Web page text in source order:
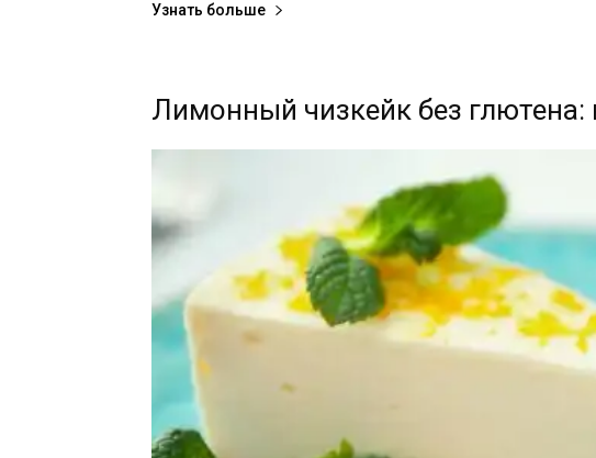
Узнать больше
Лимонный чизкейк без глютена: